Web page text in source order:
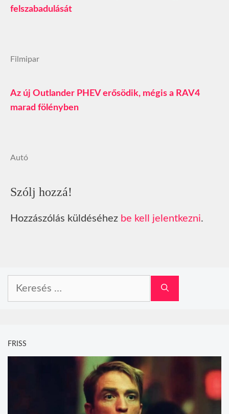
felszabadulását
Filmipar
Az új Outlander PHEV erősödik, mégis a RAV4
marad fölényben
Autó
Szólj hozzá!
Hozzászólás küldéséhez be kell jelentkezni.
FRISS